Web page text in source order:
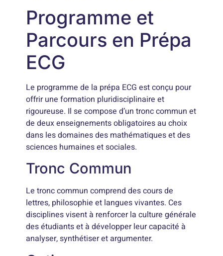
Programme et
Parcours en Prépa
ECG
Le programme de la prépa ECG est conçu pour
offrir une formation pluridisciplinaire et
rigoureuse. Il se compose d’un tronc commun et
de deux enseignements obligatoires au choix
dans les domaines des mathématiques et des
sciences humaines et sociales.
Tronc Commun
Le tronc commun comprend des cours de
lettres, philosophie et langues vivantes. Ces
disciplines visent à renforcer la culture générale
des étudiants et à développer leur capacité à
analyser, synthétiser et argumenter.